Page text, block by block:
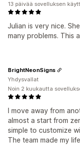
Julian is very nice.
many problems. This
13 päivää sovelluksen
I move away from
almost a start from
simple to customize
The team made my
BrightNeonSigns
Yhdysvallat
Noin 2 kuukautta